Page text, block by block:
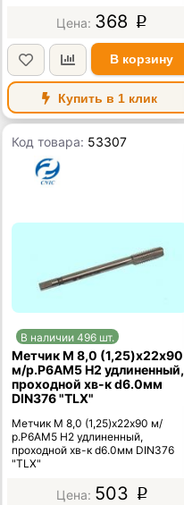
368 p
В корзину
Купить в 1 клик
Код товара: 53307
В наличии 496 шт.
Метчик М 8,0 (1,25)х22х90
м/р.Р6АМ5 H2 удлиненный,
проходной хв-к d6.0мм
DIN376 "TLX"
Метчик М 8,0 (1,25)х22х90 м/
р.Р6АМ5 H2 удлиненный,
проходной хв-к d6.0мм DIN376
"TLX"
503 p